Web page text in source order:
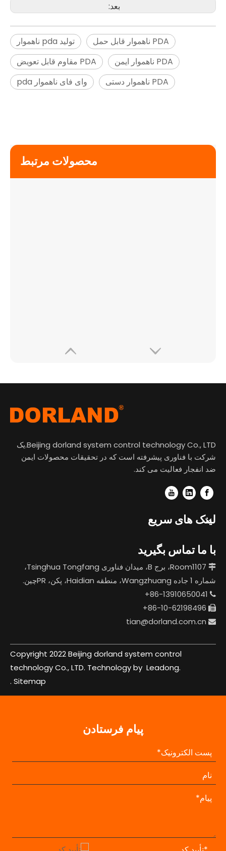
بعد:
تولید pda ناهموار
PDA ناهموار قابل حمل
PDA مقاوم قابل تعویض
PDA ناهموار ایمن
وای فای ناهموار pda
PDA ناهموار دستی
محصولات مرتبط
$
Beijing dorland system control technology Co., LTD.یک
شرکت با فناوری پیشرفته است که در تحقیقات محصولات ایمن
ضد انفجار فعالیت می کند.
لینک های سریع
با ما تماس بگیرید

Room1107، برج B، میدان فناوری Tsinghua Tongfang،
شماره 1 جاده Wangzhuang، منطقه Haidian، پکن، PRچین.



tian@dorland.com.cn
Copyright 2022 Beijing dorland system control
technology Co., LTD. Technology by Leadong.
Sitemap
.
پیام فرستادن